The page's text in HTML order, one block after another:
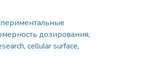
до­зирования,
, cellular surface,